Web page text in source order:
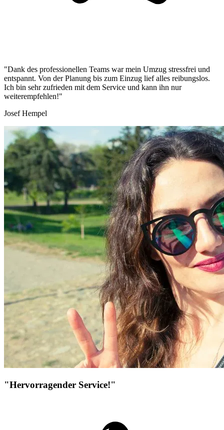
"Dank des professionellen Teams war mein Umzug stressfrei und
entspannt. Von der Planung bis zum Einzug lief alles reibungslos.
Ich bin sehr zufrieden mit dem Service und kann ihn nur
weiterempfehlen!"
Josef Hempel
"Hervorragender Service!"